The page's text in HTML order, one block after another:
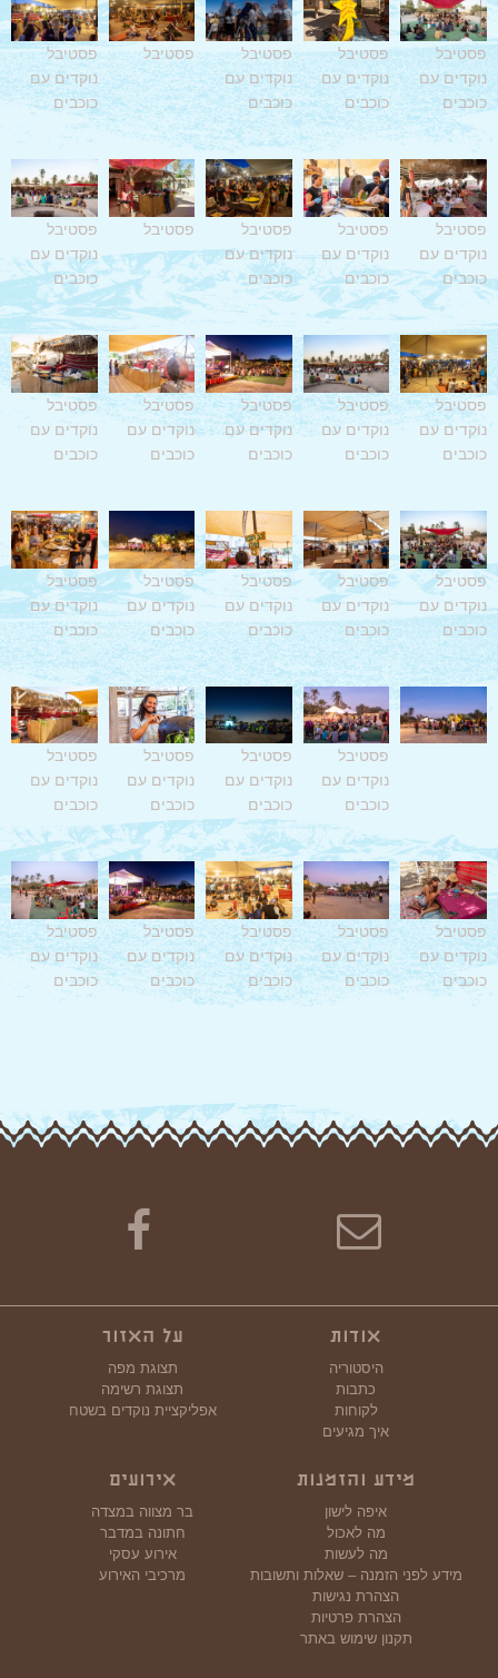
פסטיבל
נוקדים עם
כוכבים
פסטיבל
נוקדים עם
כוכבים
פסטיבל
נוקדים עם
כוכבים
פסטיבל
פסטיבל
נוקדים עם
כוכבים
פסטיבל
נוקדים עם
כוכבים
פסטיבל
נוקדים עם
כוכבים
פסטיבל
נוקדים עם
כוכבים
פסטיבל
פסטיבל
נוקדים עם
כוכבים
פסטיבל
נוקדים עם
כוכבים
פסטיבל
נוקדים עם
כוכבים
פסטיבל
נוקדים עם
כוכבים
פסטיבל
נוקדים עם
כוכבים
פסטיבל
נוקדים עם
כוכבים
פסטיבל
נוקדים עם
כוכבים
פסטיבל
נוקדים עם
כוכבים
פסטיבל
נוקדים עם
כוכבים
פסטיבל
נוקדים עם
כוכבים
פסטיבל
נוקדים עם
כוכבים
פסטיבל
נוקדים עם
כוכבים
פסטיבל
נוקדים עם
כוכבים
פסטיבל
נוקדים עם
כוכבים
פסטיבל
נוקדים עם
כוכבים
פסטיבל
נוקדים עם
כוכבים
פסטיבל
נוקדים עם
כוכבים
פסטיבל
נוקדים עם
כוכבים
פסטיבל
נוקדים עם
כוכבים
פסטיבל
נוקדים עם
כוכבים
אודות
היסטוריה
כתבות
לקוחות
איך מגיעים
על האזור
תצוגת מפה
תצוגת רשימה
אפליקציית נוקדים בשטח
מידע והזמנות
איפה לישון
מה לאכול
מה לעשות
מידע לפני הזמנה – שאלות ותשובות
הצהרת נגישות
הצהרת פרטיות
תקנון שימוש באתר
אירועים
בר מצווה במצדה
חתונה במדבר
אירוע עסקי
מרכיבי האירוע